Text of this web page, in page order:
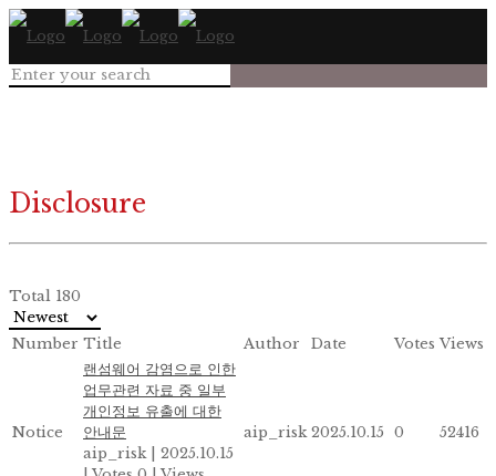
Disclosure
Total 180
Number Title Author Date Votes Views
Notice
랜섬웨어 감염으로 인한
업무관련 자료 중 일부
개인정보 유출에 대한
안내문
aip_risk
2025.10.15
aip_risk 2025.10.15 0 52416